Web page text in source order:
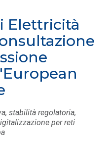
Elettricità
stabilità regolatoria,
per reti